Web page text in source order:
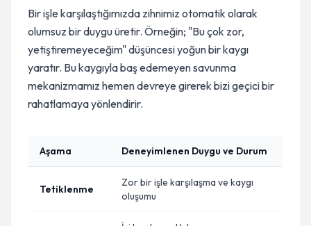
Bir işle karşılaştığımızda zihnimiz otomatik olarak
olumsuz bir duygu üretir. Örneğin; "Bu çok zor,
yetiştiremeyeceğim" düşüncesi yoğun bir kaygı
yaratır. Bu kaygıyla baş edemeyen savunma
mekanizmamız hemen devreye girerek bizi geçici bir
rahatlamaya yönlendirir.
Aşama Deneyimlenen Duygu ve Durum
Tetiklenme
Zor bir işle karşılaşma ve kaygı
oluşumu